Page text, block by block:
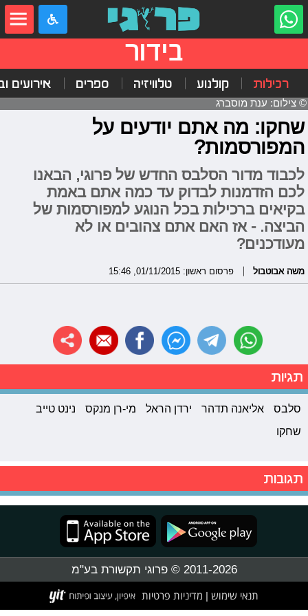
בידור
רכילות קולנוע טלוויזיה ספרים אירועים
© צילום: ענת מוסברג
שחקו: מה אתם יודעים על
המפורסמות?
לכבוד מדור הסלבס החדש של פרוגי, הבאנו
לכם הזדמנות לבדוק עד כמה אתם באמת
בקיאים ברכילות בכל הנוגע למפורסמות של
הביצה. - אז האם אתם צהובים או לא
מעודכנים?
משה אבוטבול פרסום ראשון: 01/11/2015, 15:46
תגיות
סלבס אליאנה תדהר ירדן הראל מי-רן מנקס
נינט טייב
שחקו
תגובות
2011-2026 © פרוגי תקשורת בע"מ
תנאי שימוש מדיניות פרטיות